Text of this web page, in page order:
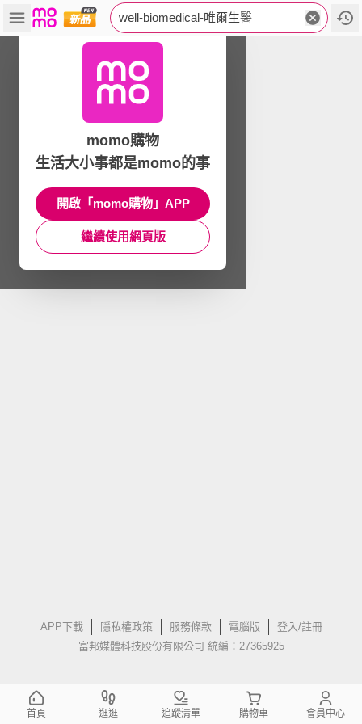
well-biomedical-唯爾生醫
APP下載 隱私權政策 服務條款 電腦版
登入/註冊
富邦媒體科技股份有限公司 統編：27365925
momo購物
生活大小事都是momo的事
開啟「momo購物」APP
繼續使用網頁版
首頁 逛逛 追蹤清單 購物車 會員中心